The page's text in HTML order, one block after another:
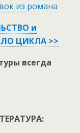
из романа
и
ЦИКЛА >>
всегда